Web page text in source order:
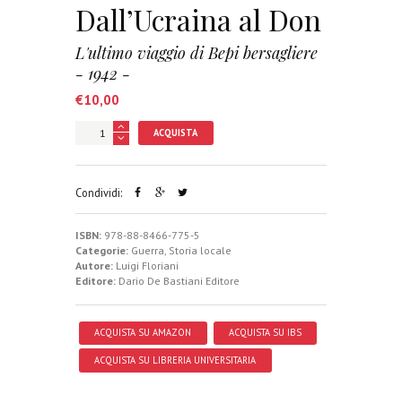
Dall’Ucraina al Don
L'ultimo viaggio di Bepi bersagliere
- 1942 -
€10,00
ACQUISTA
Condividi:
ISBN: 978-88-8466-775-5
Categorie: Guerra Storia locale
Autore: Luigi Floriani
Editore: Dario De Bastiani Editore
ACQUISTA SU AMAZON ACQUISTA SU IBS
ACQUISTA SU LIBRERIA UNIVERSITARIA